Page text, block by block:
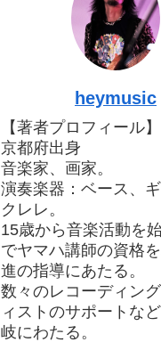
heymusic
【著者プロフィール】
京都府出身
音楽家、画家。
演奏楽器：ベース、
クレレ。
15歳から音楽活動を
でヤマハ講師の資格
進の指導にあたる。
数々のレコーディン
ィストのサポートな
岐にわたる。